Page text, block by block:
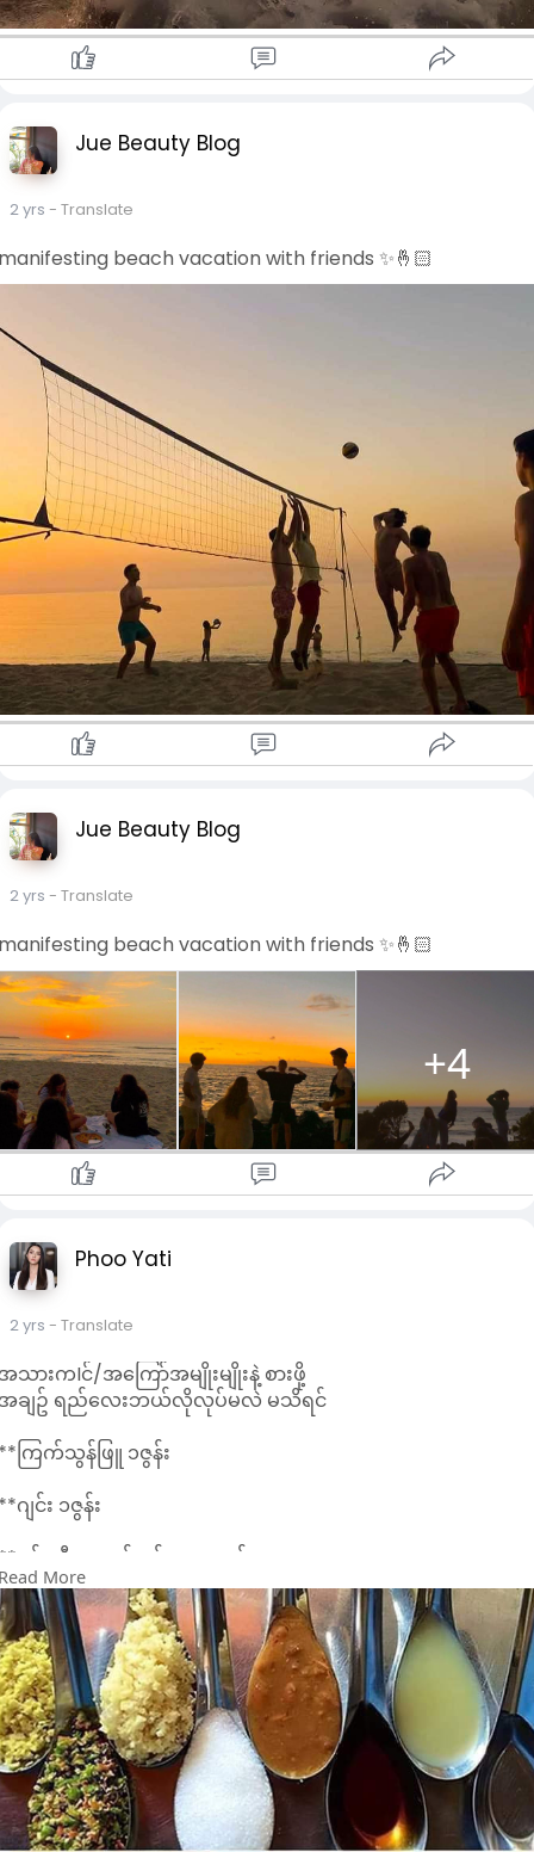
Jue Beauty Blog
2 yrs - Translate
beach vacation with friends ✨️🤞🏻
Jue Beauty Blog
2 yrs - Translate
beach vacation with friends ✨️🤞🏻
+4
Phoo Yati
2 yrs - Translate
သားကIင်/အကြော်အမျိုးမျိုးနဲ့ စားဖို့
ချဥ် ရည်လေးဘယ်လိုလုပ်မလဲ မသိရင်
ကြက်သွန်ဖြူ ၁ဇွန်း
ဂျင်း ၁ဇွန်း
မန်ကျီးရေ ပျစ်ပျစ်လေး ၁ဇွန်း
လျှာလကာရည် ၁ဇွန်း
ပါးပါးလှီ၊းထားတဲ့ငရုပ်သီးစိမ်း၁ဇွန်း
သကြား ၁ဇွန်းနဲ့ တဝက်
ငါးငံပြာရည် ၁ဇွန်း
ရေနွေး ၂ဇွန်း
More